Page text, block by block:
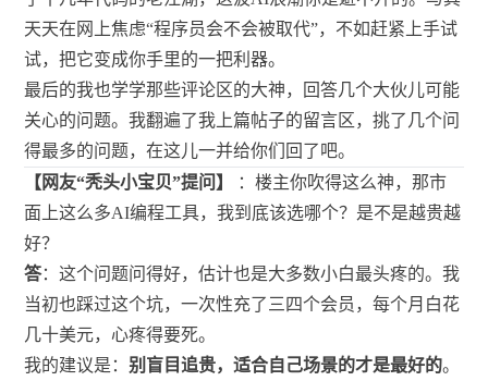
天天在网上焦虑“程序员会不会被取代”，不如赶紧上手试
试，把它变成你手里的一把利器。
最后的我也学学那些评论区的大神，回答几个大伙儿可能
关心的问题。我翻遍了我上篇帖子的留言区，挑了几个问
得最多的问题，在这儿一并给你们回了吧。
【网友“秃头小宝贝”提问】
：楼主你吹得这么神，那市
面上这么多AI编程工具，我到底该选哪个？是不是越贵越
好？
答：这个问题问得好，估计也是大多数小白最头疼的。我
当初也踩过这个坑，一次性充了三四个会员，每个月白花
几十美元，心疼得要死。
我的建议是： 别盲目追贵，适合自己场景的才是最好的。